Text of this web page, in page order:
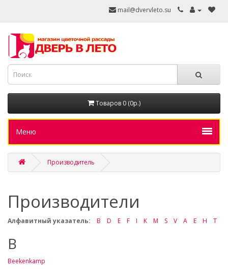
mail@dvervleto.su
Товаров 0 (0р.)
Меню
Производитель
Производители
Алфавитный указатель: B D E F I K M S V А Е Н Т
B
Beekenkamp